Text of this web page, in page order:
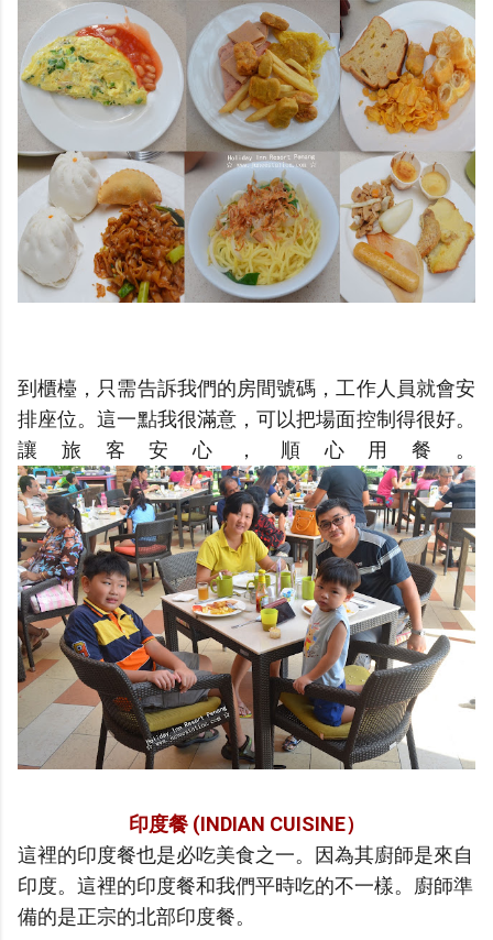
到櫃檯，只需告訴我們的房間號碼，工作人員就會安
排座位。這一點我很滿意，可以把場面控制得很好。
讓旅客安心，順心用餐。
印度餐 (INDIAN CUISINE）
這裡的印度餐也是必吃美食之一。因為其廚師是來自
印度。這裡的印度餐和我們平時吃的不一樣。廚師準
備的是正宗的北部印度餐。